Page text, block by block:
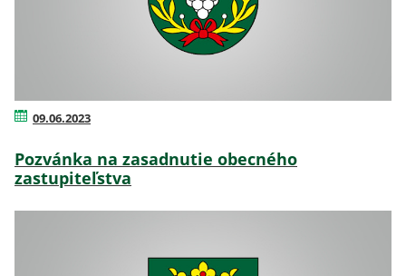
09.06.2023
Pozvánka na zasadnutie obecného
zastupiteľstva